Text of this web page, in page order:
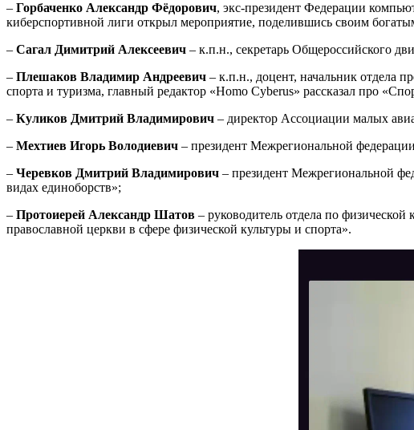
– Горбаченко Александр Фёдорович, экс-президент Федерации
киберспортивной лиги открыл мероприятие, поделившись своим
– Сагал Димитрий Алексеевич – к.п.н., секретарь Общероссийского
– Плешаков Владимир Андреевич – к.п.н., доцент, начальник отдела
спорта и туризма, главный редактор «Homo Cyberus» рассказал про
– Куликов Дмитрий Владимирович – директор Ассоциации малых
– Мехтиев Игорь Володиевич – президент Межрегиональной
– Черевков Дмитрий Владимирович – президент Межрегиональной
видах единоборств»;
– Протоиерей Александр Шатов – руководитель отдела по
православной церкви в сфере физической культуры и спорта».